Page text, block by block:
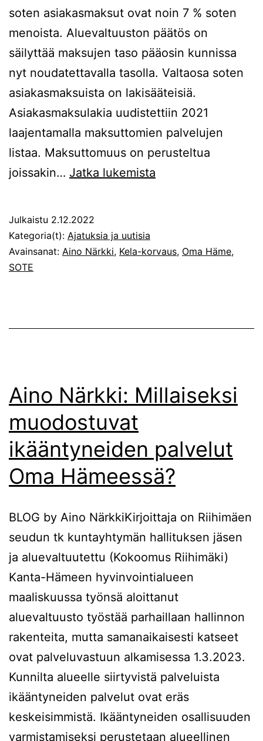
soten asiakasmaksut ovat noin 7 % soten
menoista. Aluevaltuuston päätös on
säilyttää maksujen taso pääosin kunnissa
nyt noudatettavalla tasolla. Valtaosa soten
asiakasmaksuista on lakisääteisiä.
Asiakasmaksulakia uudistettiin 2021
laajentamalla maksuttomien palvelujen
listaa. Maksuttomuus on perusteltua
joissakin… Jatka lukemista
ei
Julkaistu 2.12.2022
Kategoria(t): Ajatuksia ja uutisia
Avainsanat: Aino Närkki, Kela-korvaus, Oma Häme,
SOTE
Aino Närkki: Millaiseksi
muodostuvat
ikääntyneiden palvelut
Oma Hämeessä?
BLOG by Aino NärkkiKirjoittaja on Riihimäen
seudun tk kuntayhtymän hallituksen jäsen
ja aluevaltuutettu (Kokoomus Riihimäki)
Kanta-Hämeen hyvinvointialueen
maaliskuussa työnsä aloittanut
aluevaltuusto työstää parhaillaan hallinnon
rakenteita, mutta samanaikaisesti katseet
ovat palveluvastuun alkamisessa 1.3.2023.
Kunnilta alueelle siirtyvistä palveluista
ikääntyneiden palvelut ovat eräs
keskeisimmistä. Ikääntyneiden osallisuuden
varmistamiseksi perustetaan alueellinen